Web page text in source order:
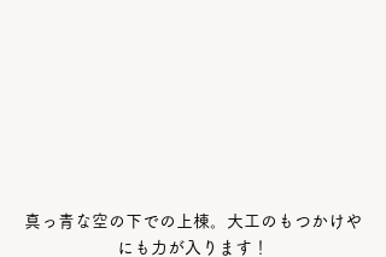
真っ青な空の下での上棟。大工のもつかけや
にも力が入ります！